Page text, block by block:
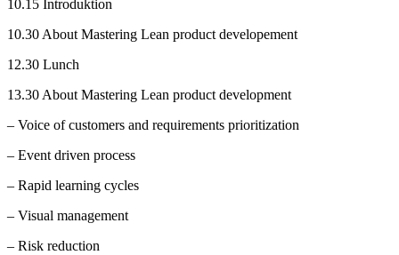
10.15 Introduktion
10.30 About Mastering Lean product developement
12.30 Lunch
13.30 About Mastering Lean product development
– Voice of customers and requirements prioritization
– Event driven process
– Rapid learning cycles
– Visual management
– Risk reduction